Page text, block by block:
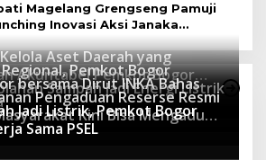
Magelang Grengseng Pamuji
Inovasi Aksi Janaka
Sekolah Adiwiyata
Aset Daerah yang
Akuntabel Pemkot Bogor
Pemkot Bogor
Sampah Jadi Energi Listrik
bersama Dirut INKA Bahas
Pengaduan Reserse Resmi
Kini Bisa Mengadu
dan Terintegrasi
Jadi Listrik, Pemkot Bogor
Sama PSEL